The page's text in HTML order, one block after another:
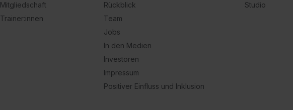
Mitgliedschaft
Trainer:innen
Rückblick
Team
Jobs
In den Medien
Investoren
Impressum
Positiver Einfluss und Inklusion
Studio